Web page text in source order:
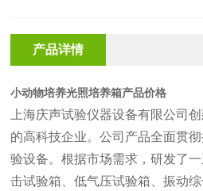
产品详情
小动物培养光照培养箱产品价格
上海庆声试验仪器设备有限公司
的高科技企业。公司产品全面贯
验设备。根据市场需求，研发了
击试验箱、低气压试验箱、振动